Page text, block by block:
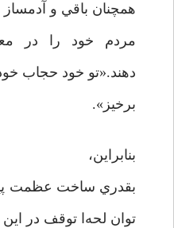
همچنان باقي و
مردم خود را در
دهند.«تو خود حجاب
برخيز».
بنابراين،
بقدري ساخت عظمت
توان لحه‌ا توقف در